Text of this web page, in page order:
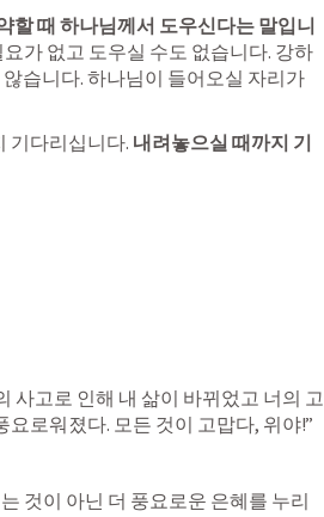
할 때 하나님께서 도우신다는 말입니
가 없고 도우실 수도 없습니다. 강하
습니다. 하나님이 들어오실 자리가
기다리십니다. 내려놓으실 때까지 기
사고로 인해 내 삶이 바뀌었고 너의 고
로워졌다. 모든 것이 고맙다, 위야!”
것이 아닌 더 풍요로운 은혜를 누리